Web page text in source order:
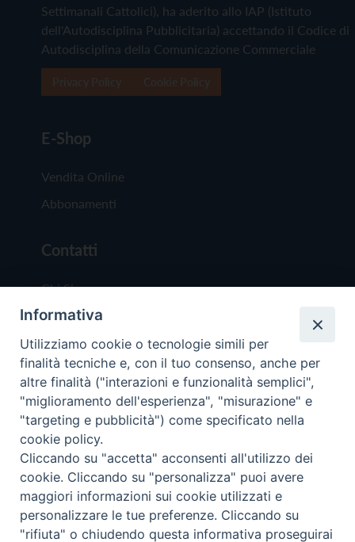
Settimanali Cattolici), ha aderito allo IAP (Istituto
dell'Autodisciplina Pubblicitaria) accettando il Codice di
Autodisciplina della Comunicazione Commerciale
E-Shop
Vendita Online
Abbonamenti
Contatti
Chi Siamo
Redazione
Scrivici
Copyright © 2019 - Tutti i diritti riservati - Vita
Trentina Editrice
Privacy Policy
Torna
Informativa
Utilizziamo cookie o tecnologie simili per
finalità tecniche e, con il tuo consenso, anche per
altre finalità ("interazioni e funzionalità semplici",
"miglioramento dell'esperienza", "misurazione" e
"targeting e pubblicità") come specificato nella
cookie policy.
Cliccando su "accetta" acconsenti all'utilizzo dei
cookie. Cliccando su "personalizza" puoi avere
maggiori informazioni sui cookie utilizzati e
personalizzare le tue preferenze. Cliccando su
"rifiuta" o chiudendo questa informativa proseguirai